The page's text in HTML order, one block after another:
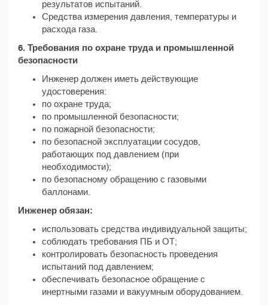
результатов испытаний.
Средства измерения давления, температуры и
расхода газа.
6. Требования по охране труда и промышленной
безопасности
Инженер должен иметь действующие
удостоверения:
по охране труда;
по промышленной безопасности;
по пожарной безопасности;
по безопасной эксплуатации сосудов,
работающих под давлением (при
необходимости);
по безопасному обращению с газовыми
баллонами.
Инженер обязан:
использовать средства индивидуальной защиты;
соблюдать требования ПБ и ОТ;
контролировать безопасность проведения
испытаний под давлением;
обеспечивать безопасное обращение с
инертными газами и вакуумным оборудованием.